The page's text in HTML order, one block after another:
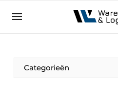
NL
Categorieën